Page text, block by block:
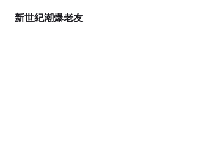
新世紀潮爆老友